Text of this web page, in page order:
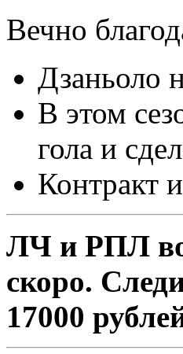
Вечно
Дзаньоло
В этом
гола и
Контракт
ЛЧ и РПЛ
скоро.
17000